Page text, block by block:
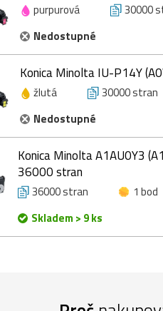
purpurová 30000
Nedostupné
Konica Minolta IU-P14Y
žlutá 30000 stran
Nedostupné
Konica Minolta A1AU0Y3
36000 stran
36000 stran
1 bod
Skladem > 9 ks